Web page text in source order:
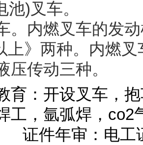
)叉车。
。内燃叉车的发
上》两种。内燃
压传动三种。
育：开设叉车，
工，氩弧焊，co2
：电工证，